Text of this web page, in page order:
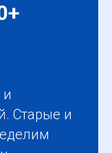
Старые и